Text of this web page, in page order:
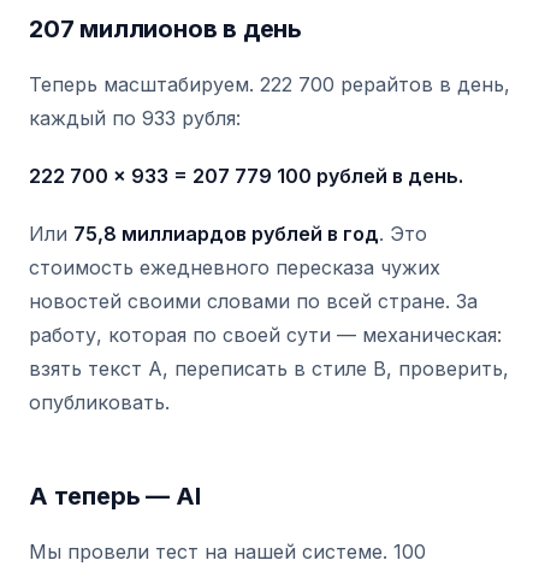
207 миллионов в день
Теперь масштабируем. 222 700 рерайтов в день,
каждый по 933 рубля:
222 700 x 933 = 207 779 100 рублей в день.
Или 75,8 миллиардов рублей в год. Это
стоимость ежедневного пересказа чужих
новостей своими словами по всей стране. За
работу, которая по своей сути — механическая:
взять текст A, переписать в стиле B, проверить,
опубликовать.
А теперь — AI
Мы провели тест на нашей системе. 100